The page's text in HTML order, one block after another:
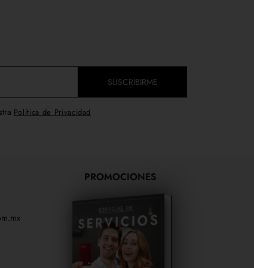
SUSCRIBIRME
Política de Privacidad
PROMOCIONES